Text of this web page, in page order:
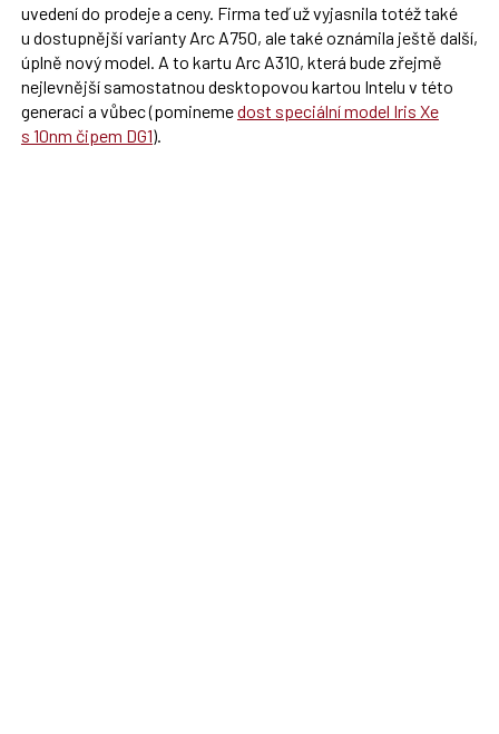
uvedení do prodeje a ceny. Firma teď už vyjasnila totéž také
u dostupnější varianty Arc A750, ale také oznámila ještě další,
úplně nový model. A to kartu Arc A310, která bude zřejmě
nejlevnější samostatnou desktopovou kartou Intelu v této
generaci a vůbec (pominemedost speciální model Iris Xe
s 10nm čipem DG1).